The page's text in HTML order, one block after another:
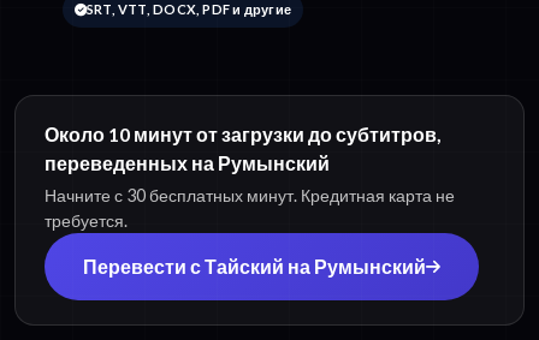
SRT, VTT, DOCX, PDF и другие
Около 10 минут от загрузки до субтитров,
переведенных на Румынский
Начните с 30 бесплатных минут. Кредитная карта не
требуется.
Перевести с Тайский на Румынский